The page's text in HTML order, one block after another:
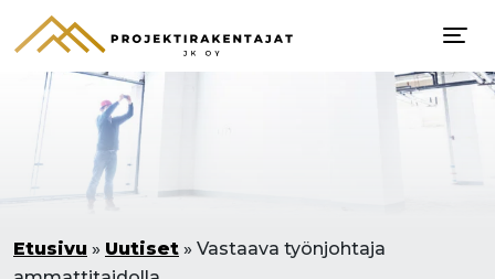
Etusivu » Uutiset » Vastaava työnjohtaja